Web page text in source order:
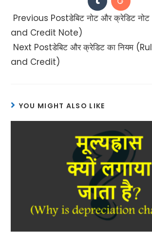
Previous Postडेबिट नोट और क्रेडिट
and Credit Note)
Next Postडेबिट और क्रेडिट का नियम
and Credit)
YOU MIGHT ALSO LIKE